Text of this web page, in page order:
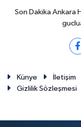
Son Dakika Ankara
Künye İletişim
Gizlilik Sözleşmesi
Burç
Hava